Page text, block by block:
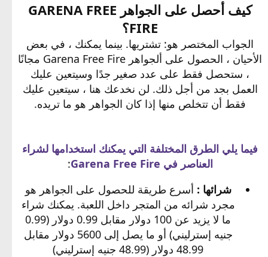
كيف أحصل على الجواهر GARENA FREE
FIRE؟
الجواب المختصر هو: تشتريها. بينما يمكنك ، في بعض
الأحيان ، الحصول على ألجواهر Garena Free Fire مجانًا
، ستحصل فقط على عدد صغير جدًا وسيتعين عليك
العمل بجد من أجل ذلك. لن نخدعك هنا ، سيتعين عليك
فقط أن تتخلص منها إذا كان الجواهر هو ما تريده.
فيما يلي الطرق المختلفة التي يمكنك استخدامها لشراء
العناصر في Garena Free Fire
:
شرائها : أسرع طريقة للحصول على الجواهر هو
مجرد شرائه من المتجر داخل اللعبة. يمكنك شراء
ما لا يزيد عن 100 دولار مقابل 0.99 دولار (0.99
جنيه إسترليني) أو ما يصل إلى 5600 دولار مقابل
48.99 دولار (48.99 جنيه إسترليني)